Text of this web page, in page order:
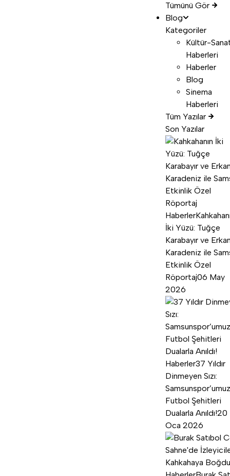
Tümünü Gör
Blog
Kategoriler
Kültür-
Haberleri
Haberler
Blog
Sinema
Haberleri
Tüm Yazılar
Son Yazılar
Haberler
İki Yüzü: Tuğçe
Karabayır ve
Karadeniz ile
Etkinlik Özel
Röportaj06 May
2026
Haberler37 Yıldır
Dinmeyen Sızı:
Futbol Şehitleri
Dualarla Anıldı!20
Oca 2026